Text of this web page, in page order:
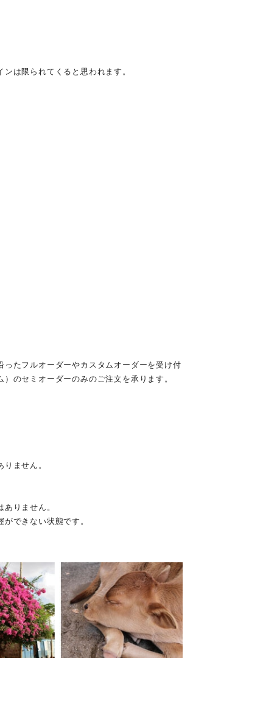
は限られてくると思われます。
たフルオーダーやカスタムオーダーを受け付
のセミオーダーのみのご注文を承ります。
ません。
りません。
できない状態です。